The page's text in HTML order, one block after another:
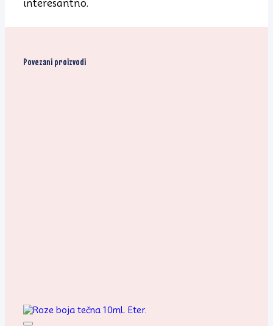
interesantno.
Povezani proizvodi